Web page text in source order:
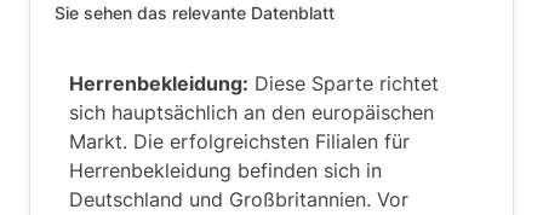
relevanten Informationen zur
Datenblatt » Regionale Verteilung« zu
finden sind.
Sie sehen das relevante Datenblatt
Herrenbekleidung: Diese Sparte richtet
sich hauptsächlich an den europäischen
Markt. Die erfolgreichsten Filialen für
Herrenbekleidung befinden sich in
Deutschland und Großbritannien. Vor